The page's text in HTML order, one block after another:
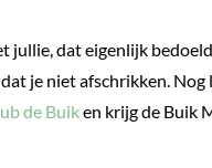
dat eigenlijk
je niet afschrikken.
de Buiken krijg de Buik